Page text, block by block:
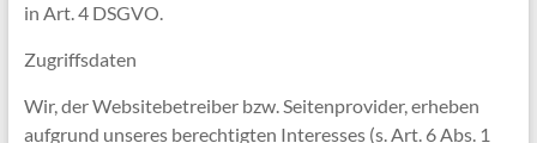
in Art. 4 DSGVO.
Zugriffsdaten
Wir, der Websitebetreiber bzw. Seitenprovider, erheben
aufgrund unseres berechtigten Interesses (s. Art. 6 Abs. 1